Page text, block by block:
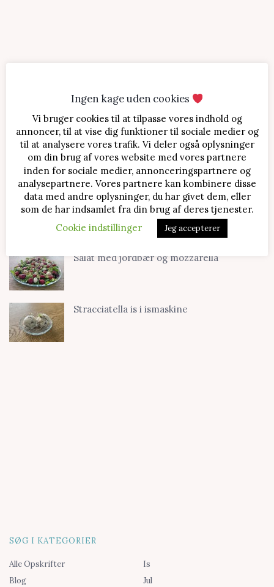
SENESTE OPSKRIFTER
Jordbærtærte med mascarponecreme
Klassisk cheesecake med kirsebær
Salat med jordbær og mozzarella
Stracciatella is i ismaskine
SØG I KATEGORIER
Alle Opskrifter
Blog
Is
Jul
Ingen kage uden cookies
Vi bruger cookies til at tilpasse vores indhold og
annoncer, til at vise dig funktioner til sociale medier og
til at analysere vores trafik. Vi deler også oplysninger
om din brug af vores website med vores partnere
inden for sociale medier, annonceringspartnere og
analysepartnere. Vores partnere kan kombinere disse
data med andre oplysninger, du har givet dem, eller
som de har indsamlet fra din brug af deres tjenester.
Cookie indstillinger
Jeg accepterer